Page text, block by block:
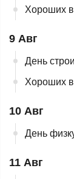
Хороших
9 Авг
День
Хороших
10 Авг
День
11 Авг